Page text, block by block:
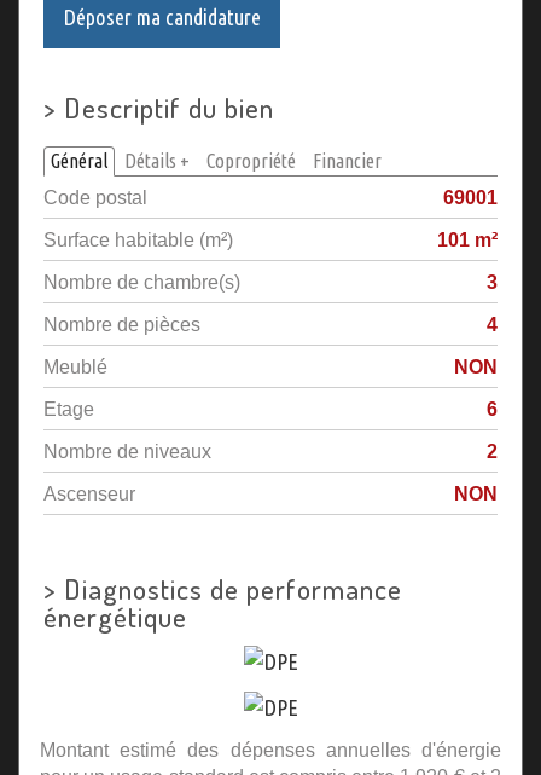
Déposer ma candidature
> Descriptif du bien
Général Détails + Copropriété
Financier
Code postal
69001
Surface habitable (m²)
101 m²
Nombre de chambre(s)
3
Nombre de pièces
4
Meublé
NON
Etage
6
Nombre de niveaux
2
Ascenseur
NON
> Diagnostics de performance
énergétique
Montant estimé des dépenses annuelles d'énergie